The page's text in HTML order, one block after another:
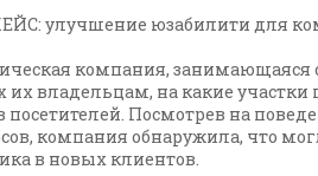
улучшение юзабилити для
компания, занимающаяся
владельцам, на какие участки
посетителей. Посмотрев на
компания обнаружила, что
в новых клиентов.